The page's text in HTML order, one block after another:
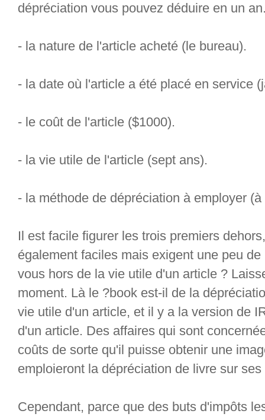
dépréciation vous pouvez déduire en un
- la nature de l'article acheté (le bureau).
- la date où l'article a été placé en service
- le coût de l'article ($1000).
- la vie utile de l'article (sept ans).
- la méthode de dépréciation à employer
Il est facile figurer les trois premiers
également faciles mais exigent une peu
vous hors de la vie utile d'un article ?
moment. Là le ?book est-il de la
vie utile d'un article, et il y a la version de
d'un article. Des affaires qui sont
coûts de sorte qu'il puisse obtenir une
emploieront la dépréciation de livre sur
Cependant, parce que des buts d'impôts